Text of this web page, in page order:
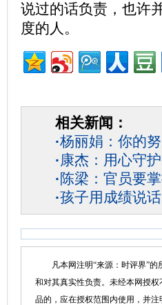
说过的话负责，也许
度的人。
相关新闻：
·杨丽娟：你的
·康杰：用心守
·陈梁：官员要
·孩子用成绩说
凡本网注明“来源：时评界”的
和对其真实性负责。未经本网授
品的，应在授权范围内使用，并